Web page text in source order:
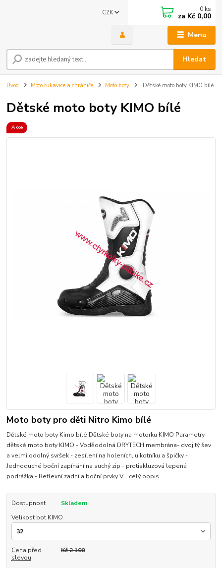
Menu
CZK
Hledat
0 ks
za Kč 0,00
Úvod Moto rukavice a chrániče Moto boty Dětské moto boty KIMO bílé
Dětské moto boty KIMO bílé
Akce
Moto boty pro děti Nitro Kimo bílé
Dětské moto boty Kimo bílé Dětské boty na motorku KIMO Parametry
dětské moto boty KIMO - Voděodolná DRYTECH membrána- dvojitý šev
a velmi odolný svršek - zesílení na holeních, u kotníku a špičky -
Jednoduché boční zapínání na suchý zip - protiskluzová lepená
podrážka - Reflexní zadní a boční prvky V... celý popis
Dostupnost
Skladem
Velikost bot KIMO
Cena před
slevou
Kč 2 100